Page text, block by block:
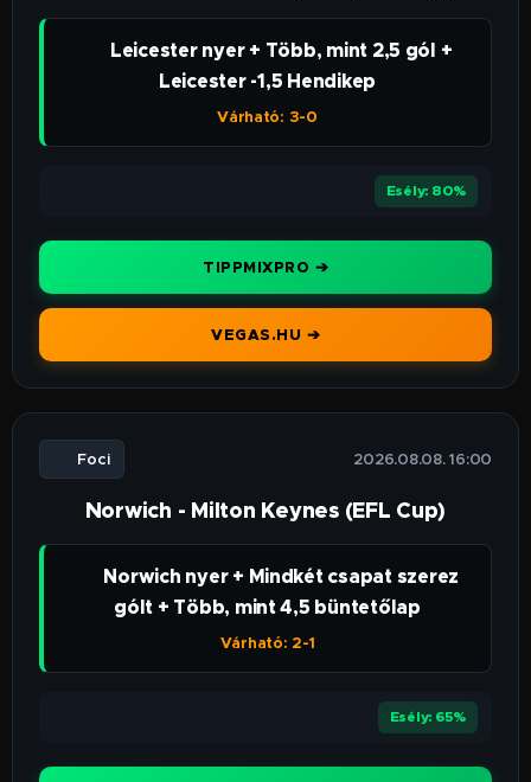
👉 Leicester nyer + Több, mint 2,5 gól +
Leicester -1,5 Hendikep
Várható: 3-0
Esély: 80%
TIPPMIXPRO ➔
VEGAS.HU ➔
⚽ Foci 🕒 2026.08.08. 16:00
Norwich - Milton Keynes (EFL Cup)
👉 Norwich nyer + Mindkét csapat szerez
gólt + Több, mint 4,5 büntetőlap
Várható: 2-1
Esély: 65%